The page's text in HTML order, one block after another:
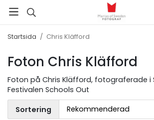
Startsida / Chris Kläfford
Foton Chris Kläfford
Foton på Chris Kläfford, fotograferade i
Festivalen Schools Out
Sortering